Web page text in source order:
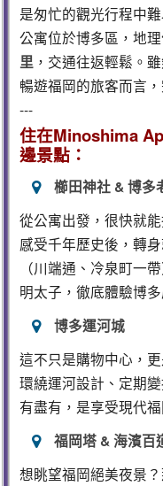
是匆忙的觀光行程中
公寓位於博多區，地
里 ，交通往返輕鬆。
暢遊福岡的旅客而言
---
住在Minoshima
邊景點：
櫛田神社 & 博多
從公寓出發，很快就
感受千年歷史後，轉
（川端通、冷泉町一
明太子，徹底體驗博
博多運河城
這不只是購物中心，
環繞運河設計、定期
有盡有，是享受現代
福岡塔 & 海濱百
想眺望福岡絕美夜景